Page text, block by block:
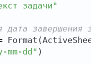
задачи"
дата завершения
mm-dd" )